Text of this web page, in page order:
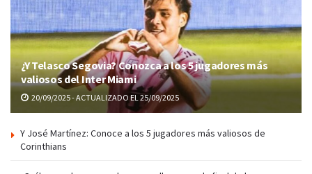
¿Y Telasco Segovia? Conozca a los 5 jugadores más
valiosos del Inter Miami
20/09/2025 - ACTUALIZADO EL 25/09/2025
Y José Martínez: Conoce a los 5 jugadores más valiosos de
Corinthians